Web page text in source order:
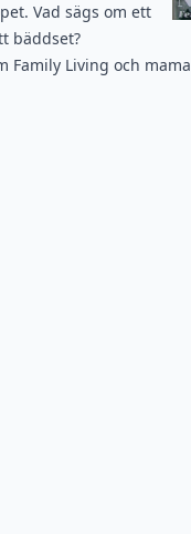
Vad sägs om ett
bäddset?
Family Living och mama